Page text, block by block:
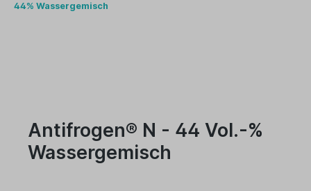
44% Wassergemisch
Antifrogen® N - 44 Vol.-%
Wassergemisch